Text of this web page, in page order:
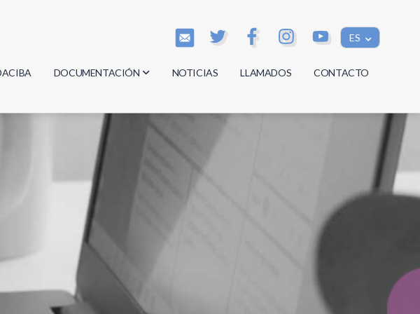
ES
DOCUMENTACIÓN
Actas
Reglamentos
Documentos
NOTICIAS LLAMADOS CONTACTO